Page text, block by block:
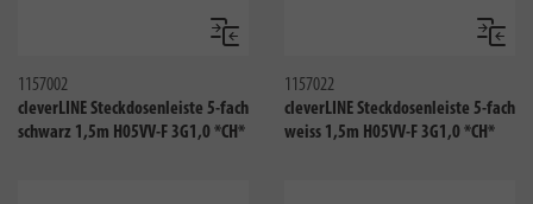
Vergleichen
1157002
cleverLINE Steckdosenleiste 5-fach
schwarz 1,5m H05VV-F 3G1,0 *CH*
1157022
cleverLINE Steckdosenleiste 5-fach
weiss 1,5m H05VV-F 3G1,0 *CH*